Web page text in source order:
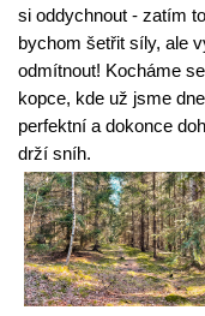
si oddychnout - zatím
bychom šetřit síly, ale
odmítnout! Kocháme
kopce, kde už jsme
perfektní a dokonce
drží sníh.